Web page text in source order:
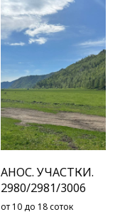
АНОС. УЧАСТКИ.
2980/2981/3006
от 10 до 18 соток